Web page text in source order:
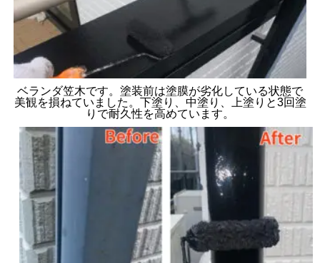
ベランダ笠木です。塗装前は塗膜が劣化している状態で
美観を損ねていました。下塗り、中塗り、上塗りと3回塗
りで耐久性を高めています。